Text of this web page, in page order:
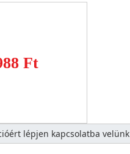
Ft
lépjen kapcsolatba velünk